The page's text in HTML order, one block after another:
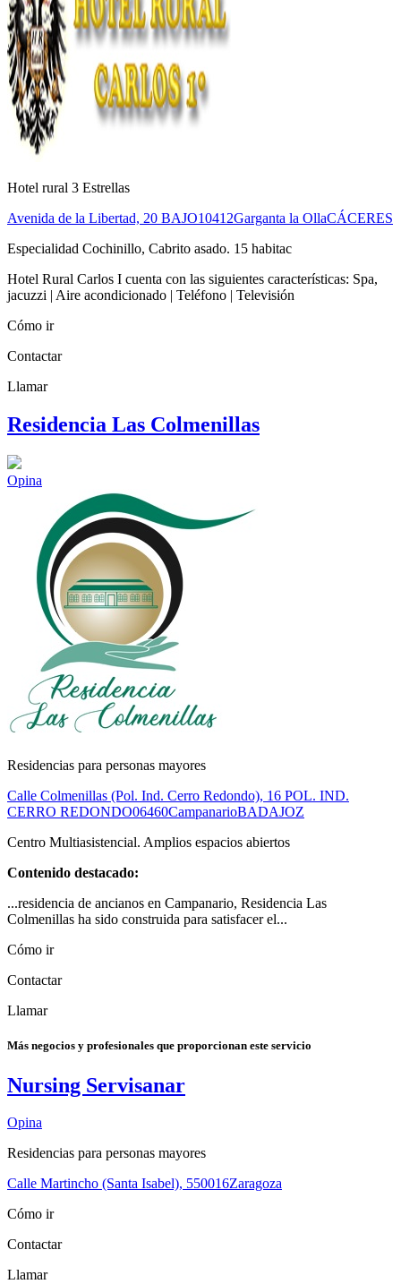
Hotel rural 3 Estrellas
Avenida de la Libertad, 20 BAJO10412Garganta la OllaCÁCERES
Especialidad Cochinillo, Cabrito asado. 15 habitac
Hotel Rural Carlos I cuenta con las siguientes características: Spa,
jacuzzi | Aire acondicionado | Teléfono | Televisión
Cómo ir
Contactar
Llamar
Residencia Las Colmenillas
Opina
Residencias para personas mayores
Calle Colmenillas (Pol. Ind. Cerro Redondo), 16 POL. IND.
CERRO REDONDO06460CampanarioBADAJOZ
Centro Multiasistencial. Amplios espacios abiertos
Contenido destacado:
...residencia de ancianos en Campanario, Residencia Las
Colmenillas ha sido construida para satisfacer el...
Cómo ir
Contactar
Llamar
Más negocios y profesionales que proporcionan este servicio
Nursing Servisanar
Opina
Residencias para personas mayores
Calle Martincho (Santa Isabel), 550016Zaragoza
Cómo ir
Contactar
Llamar